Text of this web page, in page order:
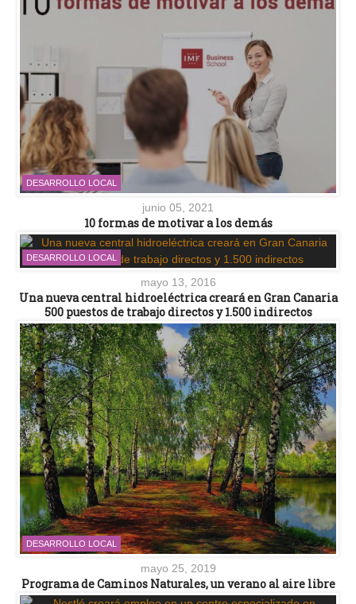
DESARROLLO LOCAL
junio 05, 2021
10 formas de motivar a los demás
DESARROLLO LOCAL
mayo 13, 2016
Una nueva central hidroeléctrica creará en Gran Canaria
500 puestos de trabajo directos y 1.500 indirectos
DESARROLLO LOCAL
mayo 25, 2019
Programa de Caminos Naturales, un verano al aire libre